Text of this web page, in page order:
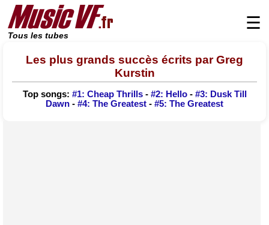
Tous les tubes
☰
Les plus grands succès écrits par Greg
Kurstin
Top songs: #1: Cheap Thrills- #2: Hello- #3: Dusk Till
Dawn - #4: The Greatest - #5: The Greatest